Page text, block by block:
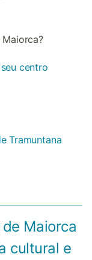
centro
Tramuntana
Maiorca
cultural e